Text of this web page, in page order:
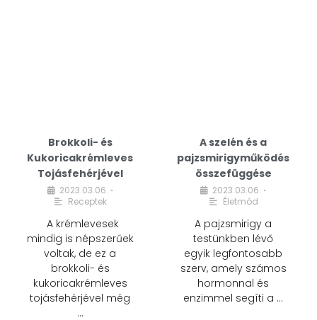
Brokkoli- és
Kukoricakrémleves
Tojásfehérjével
2023.03.06. •
Receptek
A krémlevesek
mindig is népszerűek
voltak, de ez a
brokkoli- és
kukoricakrémleves
tojásfehérjével még
…
A szelén és a
pajzsmirigyműködés
összefüggése
2023.03.06. •
Életmód
A pajzsmirigy a
testünkben lévő
egyik legfontosabb
szerv, amely számos
hormonnal és
enzimmel segíti a …